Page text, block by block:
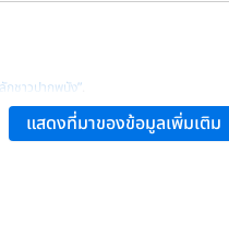
กชาวปากพนัง”
ม”.
แสดงที่มาของข้อมูลเพิ่มเติม